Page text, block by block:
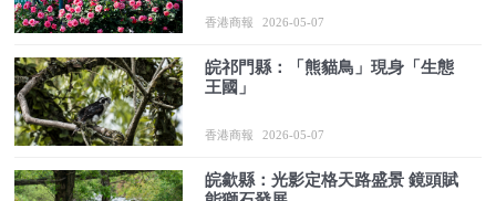
香港商報 2026-05-07
皖祁門縣：「熊貓鳥」現身「生態
王國」
香港商報 2026-05-07
皖歙縣：光影定格天路盛景 鏡頭賦